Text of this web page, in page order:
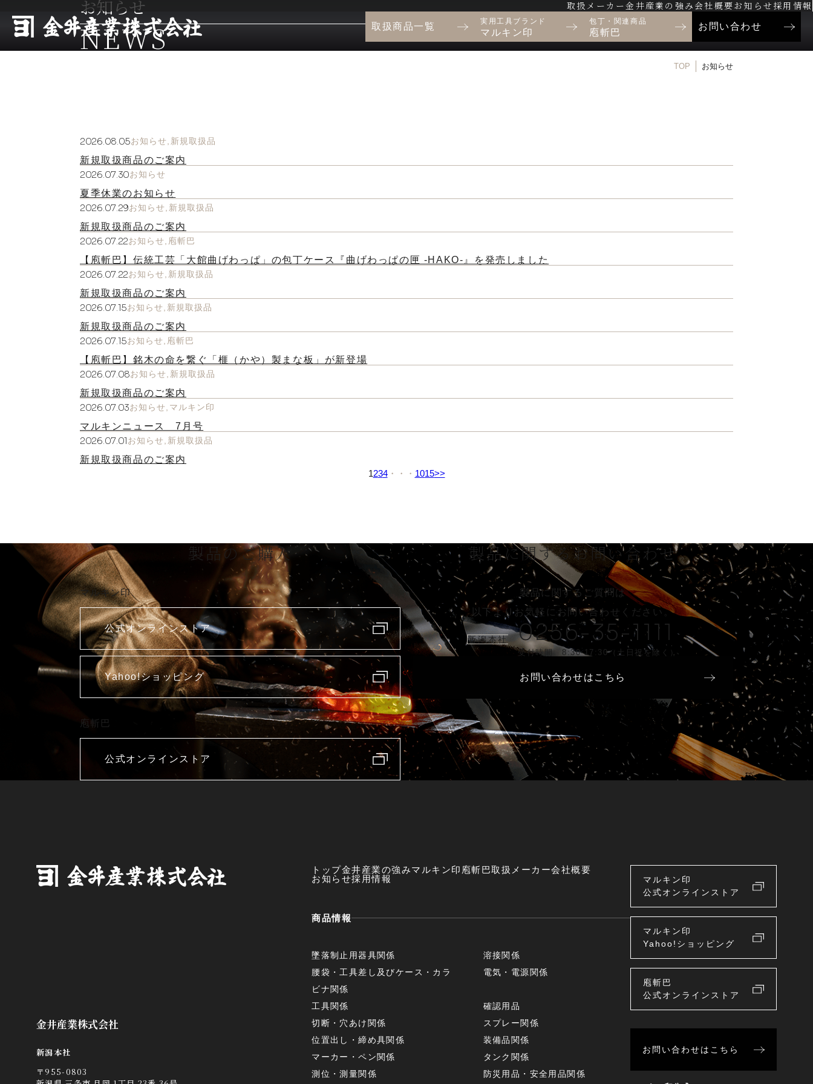
取扱メーカー金井産業の強み 会社概要お知らせ 採用情報
取扱商品一覧 実用工具ブランド
マルキン印
包丁・関連商品
庖斬巴
お問い合わせ
お知らせ
NEWS
TOP お知らせ
お知らせ 新規取扱品
2026.08.05
新規取扱商品のご案内
お知らせ
2026.07.30
夏季休業のお知らせ
お知らせ 新規取扱品
2026.07.29
新規取扱商品のご案内
お知らせ 庖斬巴
2026.07.22
【庖斬巴】伝統工芸「大館曲げわっぱ」の包丁ケース『曲げわっぱの匣 -HAKO-』を発売しました
お知らせ 新規取扱品
2026.07.22
新規取扱商品のご案内
お知らせ 新規取扱品
2026.07.15
新規取扱商品のご案内
お知らせ 庖斬巴
2026.07.15
【庖斬巴】銘木の命を繋ぐ「榧（かや）製まな板」が新登場
お知らせ 新規取扱品
2026.07.08
新規取扱商品のご案内
お知らせ マルキン印
2026.07.03
マルキンニュース 7月号
お知らせ 新規取扱品
2026.07.01
新規取扱商品のご案内
1234 1015>>
製品のご購入
マルキン印
公式オンラインストア
Yahoo!ショッピング
庖斬巴
公式オンラインストア
製品に関するお問い合わせ
製品に関するご質問は
以下よりお気軽に
お問い合わせください。
新潟本社 0256-35-1111
受付時間 8:30-17:30（土日祝を除く）
お問い合わせはこちら
金井産業株式会社
新潟本社
〒955-0803
トップ金井産業の強みマルキン印 庖斬巴取扱メーカー会社概要
お知らせ採用情報
商品情報
墜落制止用器具関係
腰袋・工具差し及びケース・カラ
ビナ関係
工具関係
切断・穴あけ関係
位置出し・締め具関係
マーカー・ペン関係
測位・測量関係
溶接関係
電気・電源関係
確認用品
スプレー関係
装備品関係
タンク関係
防災用品・安全用品関係
マルキン印
公式オンラインストア
マルキン印
Yahoo!ショッピング
庖斬巴
公式オンラインストア
お問い合わせはこちら